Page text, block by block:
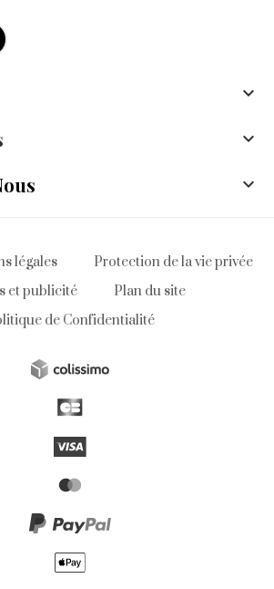



légales
Protection de la vie privée
et publicité
Plan du site
de Confidentialité